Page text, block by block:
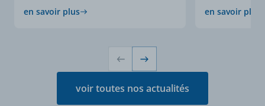
en savoir plus en savoir plus
voir toutes nos actualités